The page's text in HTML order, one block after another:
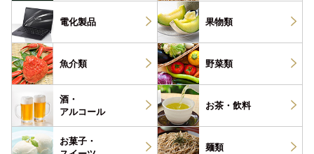
電化製品 果物類
魚介類 野菜類
酒・
アルコール
お茶・ 飲料
お菓子・
麺類